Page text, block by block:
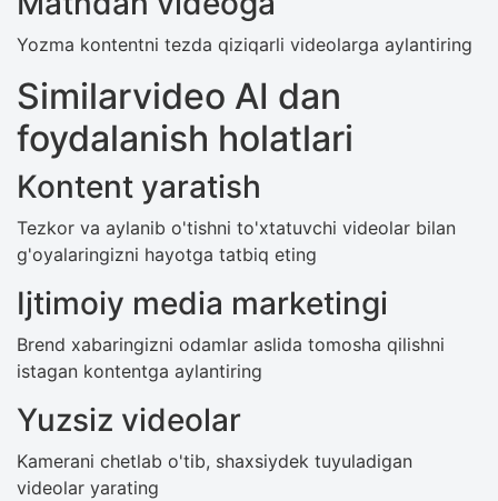
Yozma kontentni tezda qiziqarli videolarga aylantiring
Similarvideo AI dan
foydalanish holatlari
Kontent yaratish
Tezkor va aylanib o'tishni to'xtatuvchi videolar bilan
g'oyalaringizni hayotga tatbiq eting
Ijtimoiy media marketingi
Brend xabaringizni odamlar aslida tomosha qilishni
istagan kontentga aylantiring
Yuzsiz videolar
Kamerani chetlab o'tib, shaxsiydek tuyuladigan
videolar yarating